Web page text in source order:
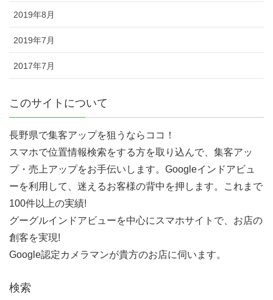
2019年8月
2019年7月
2017年7月
このサイトについて
長野県で集客アップを狙うならココ！
スマホで位置情報検索をする方を取り込んで、集客アッ
プ・売上アップをお手伝いします。Googleインドアビュ
ーを利用して、迷えるお客様の背中を押します。これまで
100件以上の実績!
グーグルインドアビューを中心にスマホサイトで、お店の
創客を実現!
Google認定カメラマンが貴方のお店に伺います。
検索